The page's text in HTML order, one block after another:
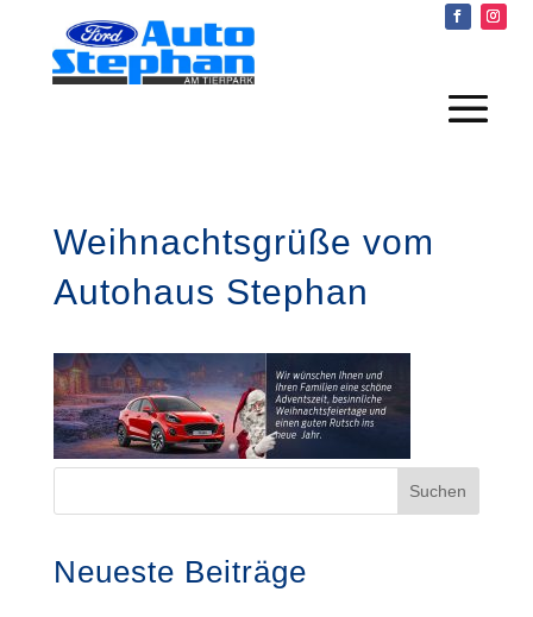
Weihnachtsgrüße vom
Autohaus Stephan
Suchen
Neueste Beiträge